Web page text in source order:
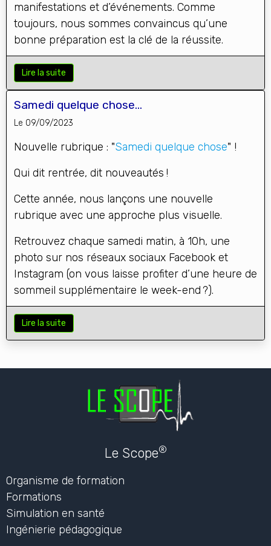
manifestations et d’événements. Comme
toujours, nous sommes convaincus qu’une
bonne préparation est la clé de la réussite.
Lire la suite
Samedi quelque chose...
Le 09/09/2023
Nouvelle rubrique : "Samedi quelque chose" !
Qui dit rentrée, dit nouveautés !
Cette année, nous lançons une nouvelle
rubrique avec une approche plus visuelle.
Retrouvez chaque samedi matin, à 10h, une
photo sur nos réseaux sociaux Facebook et
Instagram (on vous laisse profiter d’une heure de
sommeil supplémentaire le week-end ?).
Lire la suite
Le Scope®
Organisme de formation
Formations
Simulation en santé
Ingénierie pédagogique